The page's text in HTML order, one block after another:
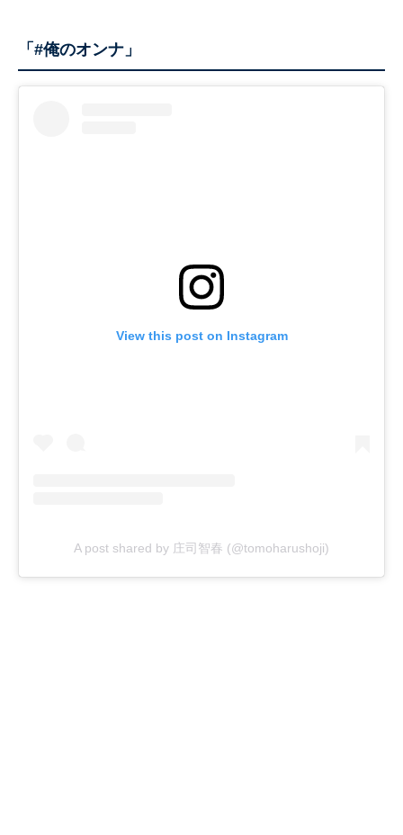
「#俺のオンナ」
View this post on Instagram
A post shared by 庄司智春 (@tomoharushoji)